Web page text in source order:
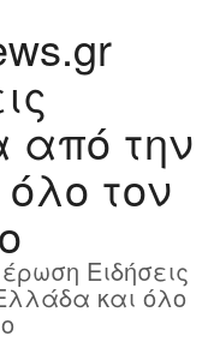
από την
τον
Ειδήσεις
και όλο